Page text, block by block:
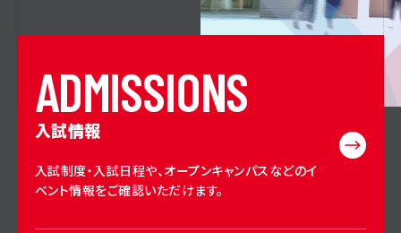
ADMISSIONS
入試情報
入試制度・入試日程や、オープンキャンパスなどのイ
ベント情報をご確認いただけます。